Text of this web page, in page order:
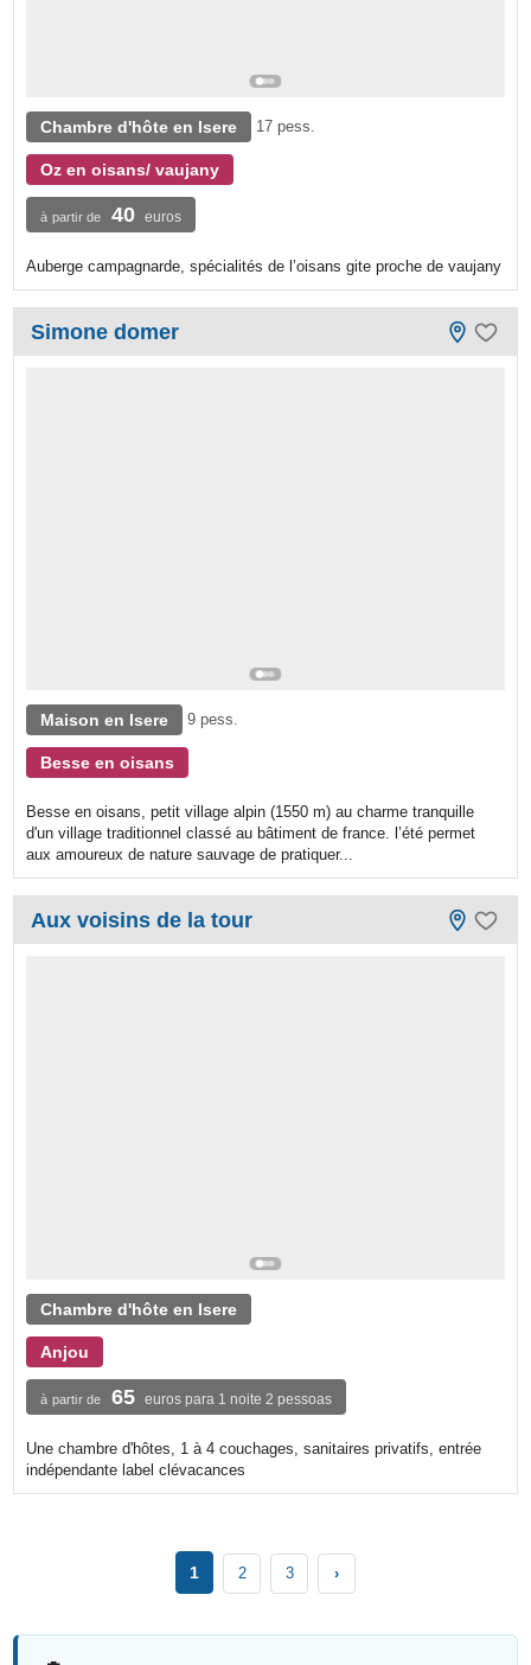
Chambre d'hôte en Isere 17 pess.
Oz en oisans/ vaujany
à partir de 40 euros
Auberge campagnarde, spécialités de l’oisans gite proche de vaujany
Simone domer
Maison en Isere 9 pess.
Besse en oisans
Besse en oisans, petit village alpin (1550 m) au charme tranquille
d'un village traditionnel classé au bâtiment de france. l’été permet
aux amoureux de nature sauvage de pratiquer...
Aux voisins de la tour
Chambre d'hôte en Isere
Anjou
à partir de 65 euros para 1 noite 2 pessoas
Une chambre d'hôtes, 1 à 4 couchages, sanitaires privatifs, entrée
indépendante label clévacances
1 2 3 ›